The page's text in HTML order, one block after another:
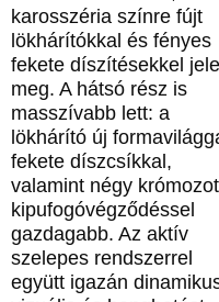
karosszéria színre fújt
lökhárítókkal és fényes
fekete díszítésekkel
meg. A hátsó rész is
masszívabb lett: a
lökhárító új
fekete díszcsíkkal,
valamint négy
kipufogóvégződéssel
gazdagabb. Az aktív
szelepes rendszerrel
együtt igazán